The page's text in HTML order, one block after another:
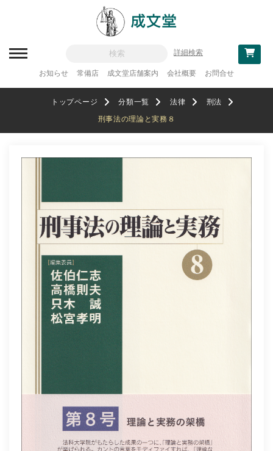
政治・経済・経営
教育学ほか
哲学・心理学・宗教学
歴史・語学・文学・随筆等
教科書採用
お知らせ 常備店 成文堂店舗案内 会社概要 お問合せ
詳細検索
トップページ 分類一覧 法律
刑法
刑事法の理論と実務８